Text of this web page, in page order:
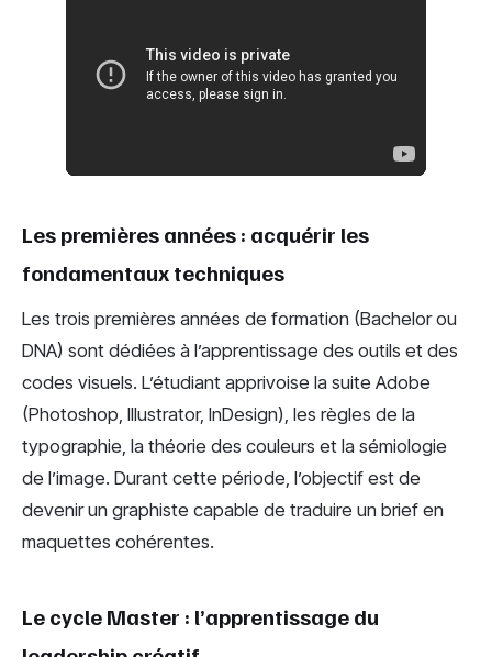
Les premières années : acquérir les
fondamentaux techniques
Les trois premières années de formation (Bachelor ou
DNA) sont dédiées à l’apprentissage des outils et des
codes visuels. L’étudiant apprivoise la suite Adobe
(Photoshop, Illustrator, InDesign), les règles de la
typographie, la théorie des couleurs et la sémiologie
de l’image. Durant cette période, l’objectif est de
devenir un graphiste capable de traduire un brief en
maquettes cohérentes.
Le cycle Master : l’apprentissage du